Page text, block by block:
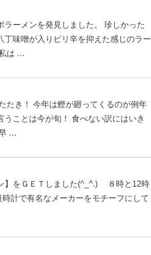
ーメンを発見しました。 珍しかった
味噌が入りピリ辛を抑えた感じのラー
は …
たき！ 今年は鰹が廻ってくるのが例年
ことは今が旬！ 食べない訳にはいき
…
】をＧＥＴしました(^_^.) ８時と12時
計で有名なメーカーをモチーフにして